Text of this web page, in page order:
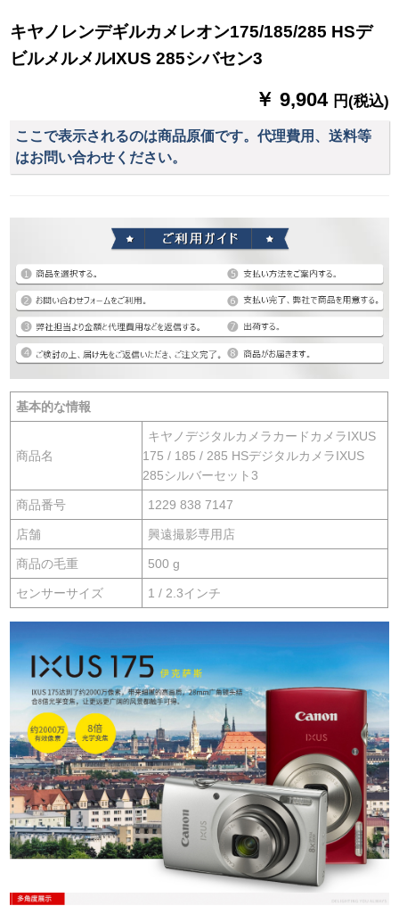
キヤノレンデギルカメレオン175/185/285 HSデ
ビルメルメルIXUS 285シバセン3
￥ 9,904 円(税込)
ここで表示されるのは商品原価です。代理費用、送料等
はお問い合わせください。
基本的な情報
商品名
キヤノデジタルカメラカードカメラIXUS
175 / 185 / 285 HSデジタルカメラIXUS
285シルバーセット3
商品番号 1229 838 7147
店舗 興遠撮影専用店
商品の毛重 500 g
センサーサイズ 1 / 2.3インチ